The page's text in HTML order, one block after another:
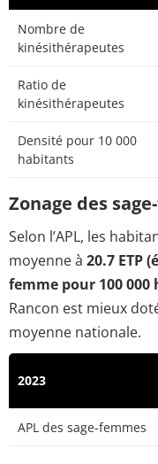
Nombre de
kinésithérapeutes
Ratio de
kinésithérapeutes
Densité pour 10 000
habitants
Zonage des
Selon l’APL, les
moyenne à 20.7 ETP
femme pour 100
Rancon est mieux
moyenne nationale.
2023
APL des sage-femmes